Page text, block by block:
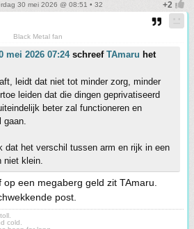
30 mei 2026 @ 08:51 • 32
Black Metal fan
mei 2026 07:24schreef TAmaru het
leidt dat niet tot minder zorg, minder
leiden dat die dingen geprivatiseerd
beter zal functioneren en
gaan.
dat het verschil tussen arm en rijk in een
niet klein.
een megaberg geld zit TAmaru.
post.
cold.